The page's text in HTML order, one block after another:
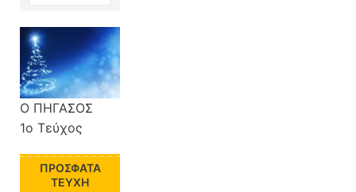
Ο ΠΗΓΑΣΟΣ
1ο Τεύχος
ΠΡΌΣΦΑΤΑ
ΤΕΎΧΗ